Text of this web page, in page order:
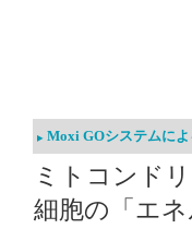
Moxi GOシステムに
ミトコンド
細胞の「エ